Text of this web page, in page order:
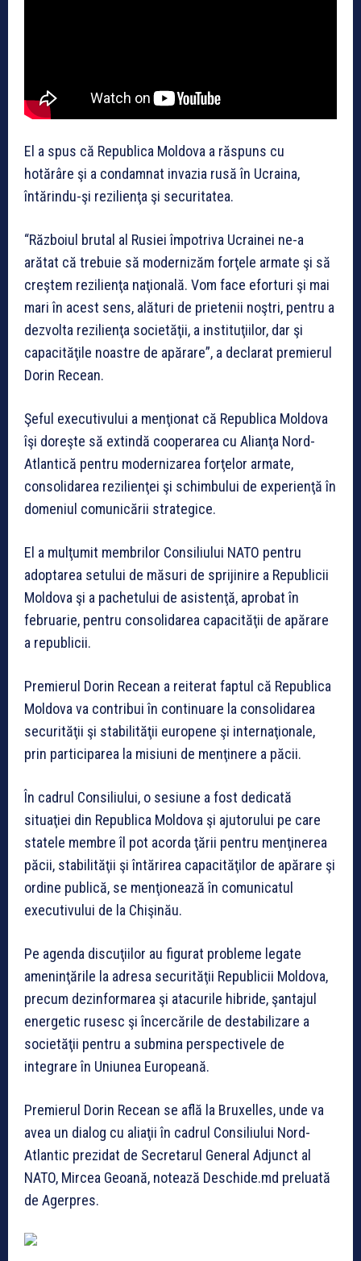
El a spus că Republica Moldova a răspuns cu
hotărâre şi a condamnat invazia rusă în Ucraina,
întărindu-şi rezilienţa şi securitatea.
“Războiul brutal al Rusiei împotriva Ucrainei ne-a
arătat că trebuie să modernizăm forţele armate şi să
creştem rezilienţa naţională. Vom face eforturi şi mai
mari în acest sens, alături de prietenii noştri, pentru a
dezvolta rezilienţa societăţii, a instituţiilor, dar şi
capacităţile noastre de apărare”, a declarat premierul
Dorin Recean.
Şeful executivului a menţionat că Republica Moldova
îşi doreşte să extindă cooperarea cu Alianţa Nord-
Atlantică pentru modernizarea forţelor armate,
consolidarea rezilienţei şi schimbului de experienţă în
domeniul comunicării strategice.
El a mulţumit membrilor Consiliului NATO pentru
adoptarea setului de măsuri de sprijinire a Republicii
Moldova şi a pachetului de asistenţă, aprobat în
februarie, pentru consolidarea capacităţii de apărare
a republicii.
Premierul Dorin Recean a reiterat faptul că Republica
Moldova va contribui în continuare la consolidarea
securităţii şi stabilităţii europene şi internaţionale,
prin participarea la misiuni de menţinere a păcii.
În cadrul Consiliului, o sesiune a fost dedicată
situaţiei din Republica Moldova şi ajutorului pe care
statele membre îl pot acorda ţării pentru menţinerea
păcii, stabilităţii şi întărirea capacităţilor de apărare şi
ordine publică, se menţionează în comunicatul
executivului de la Chişinău.
Pe agenda discuţiilor au figurat probleme legate
ameninţările la adresa securităţii Republicii Moldova,
precum dezinformarea şi atacurile hibride, şantajul
energetic rusesc şi încercările de destabilizare a
societăţii pentru a submina perspectivele de
integrare în Uniunea Europeană.
Premierul Dorin Recean se află la Bruxelles, unde va
avea un dialog cu aliaţii în cadrul Consiliului Nord-
Atlantic prezidat de Secretarul General Adjunct al
NATO, Mircea Geoană, notează Deschide.md preluată
de Agerpres.